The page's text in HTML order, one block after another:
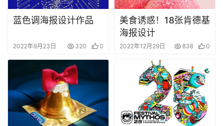
蓝色调海报设计作品
2022年9月23日 320 0
美食诱惑！18张肯德基
海报设计
2022年12月29日 838 0